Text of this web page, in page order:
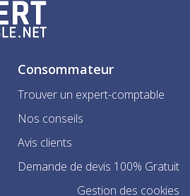
Consommateur
Trouver un expert-comptable
Nos conseils
Avis clients
Demande de devis 100% Gratuit
Gestion des cookies